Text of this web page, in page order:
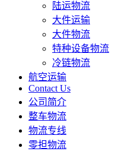
陆运物流
大件运输
大件物流
特种设备物流
冷链物流
航空运输
Contact Us
公司简介
整车物流
物流专线
零担物流